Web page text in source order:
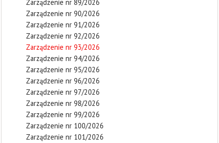
Zarządzenie nr 89/2026
Zarządzenie nr 90/2026
Zarządzenie nr 91/2026
Zarządzenie nr 92/2026
Zarządzenie nr 93/2026
Zarządzenie nr 94/2026
Zarządzenie nr 95/2026
Zarządzenie nr 96/2026
Zarządzenie nr 97/2026
Zarządzenie nr 98/2026
Zarządzenie nr 99/2026
Zarządzenie nr 100/2026
Zarządzenie nr 101/2026